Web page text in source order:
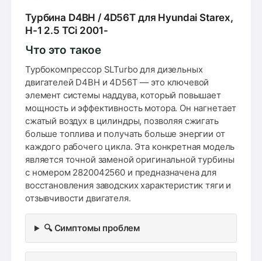
Турбина D4BH / 4D56T для Hyundai Starex,
H-1 2.5 TCi 2001-
Что это такое
Турбокомпрессор SLTurbo для дизельных
двигателей D4BH и 4D56T — это ключевой
элемент системы наддува, который повышает
мощность и эффективность мотора. Он нагнетает
сжатый воздух в цилиндры, позволяя сжигать
больше топлива и получать больше энергии от
каждого рабочего цикла. Эта конкретная модель
является точной заменой оригинальной турбины
с номером 2820042560 и предназначена для
восстановления заводских характеристик тяги и
отзывчивости двигателя.
🔍 Симптомы проблем